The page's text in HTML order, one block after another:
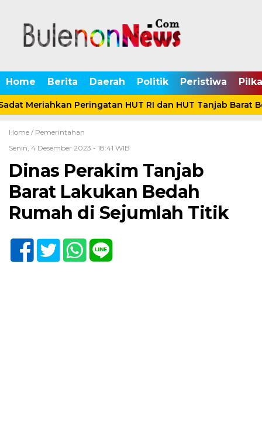
Home Berita Daerah Politik Peristiwa
Meriahkan Peringatan HUT RI dan HUT Tanjab Barat
Home / Pemerintahan
Senin, 4 Desember 2023 - 18:41 WIB
Dinas Perakim Tanjab
Barat Lakukan Bedah
Rumah di Sejumlah Titik